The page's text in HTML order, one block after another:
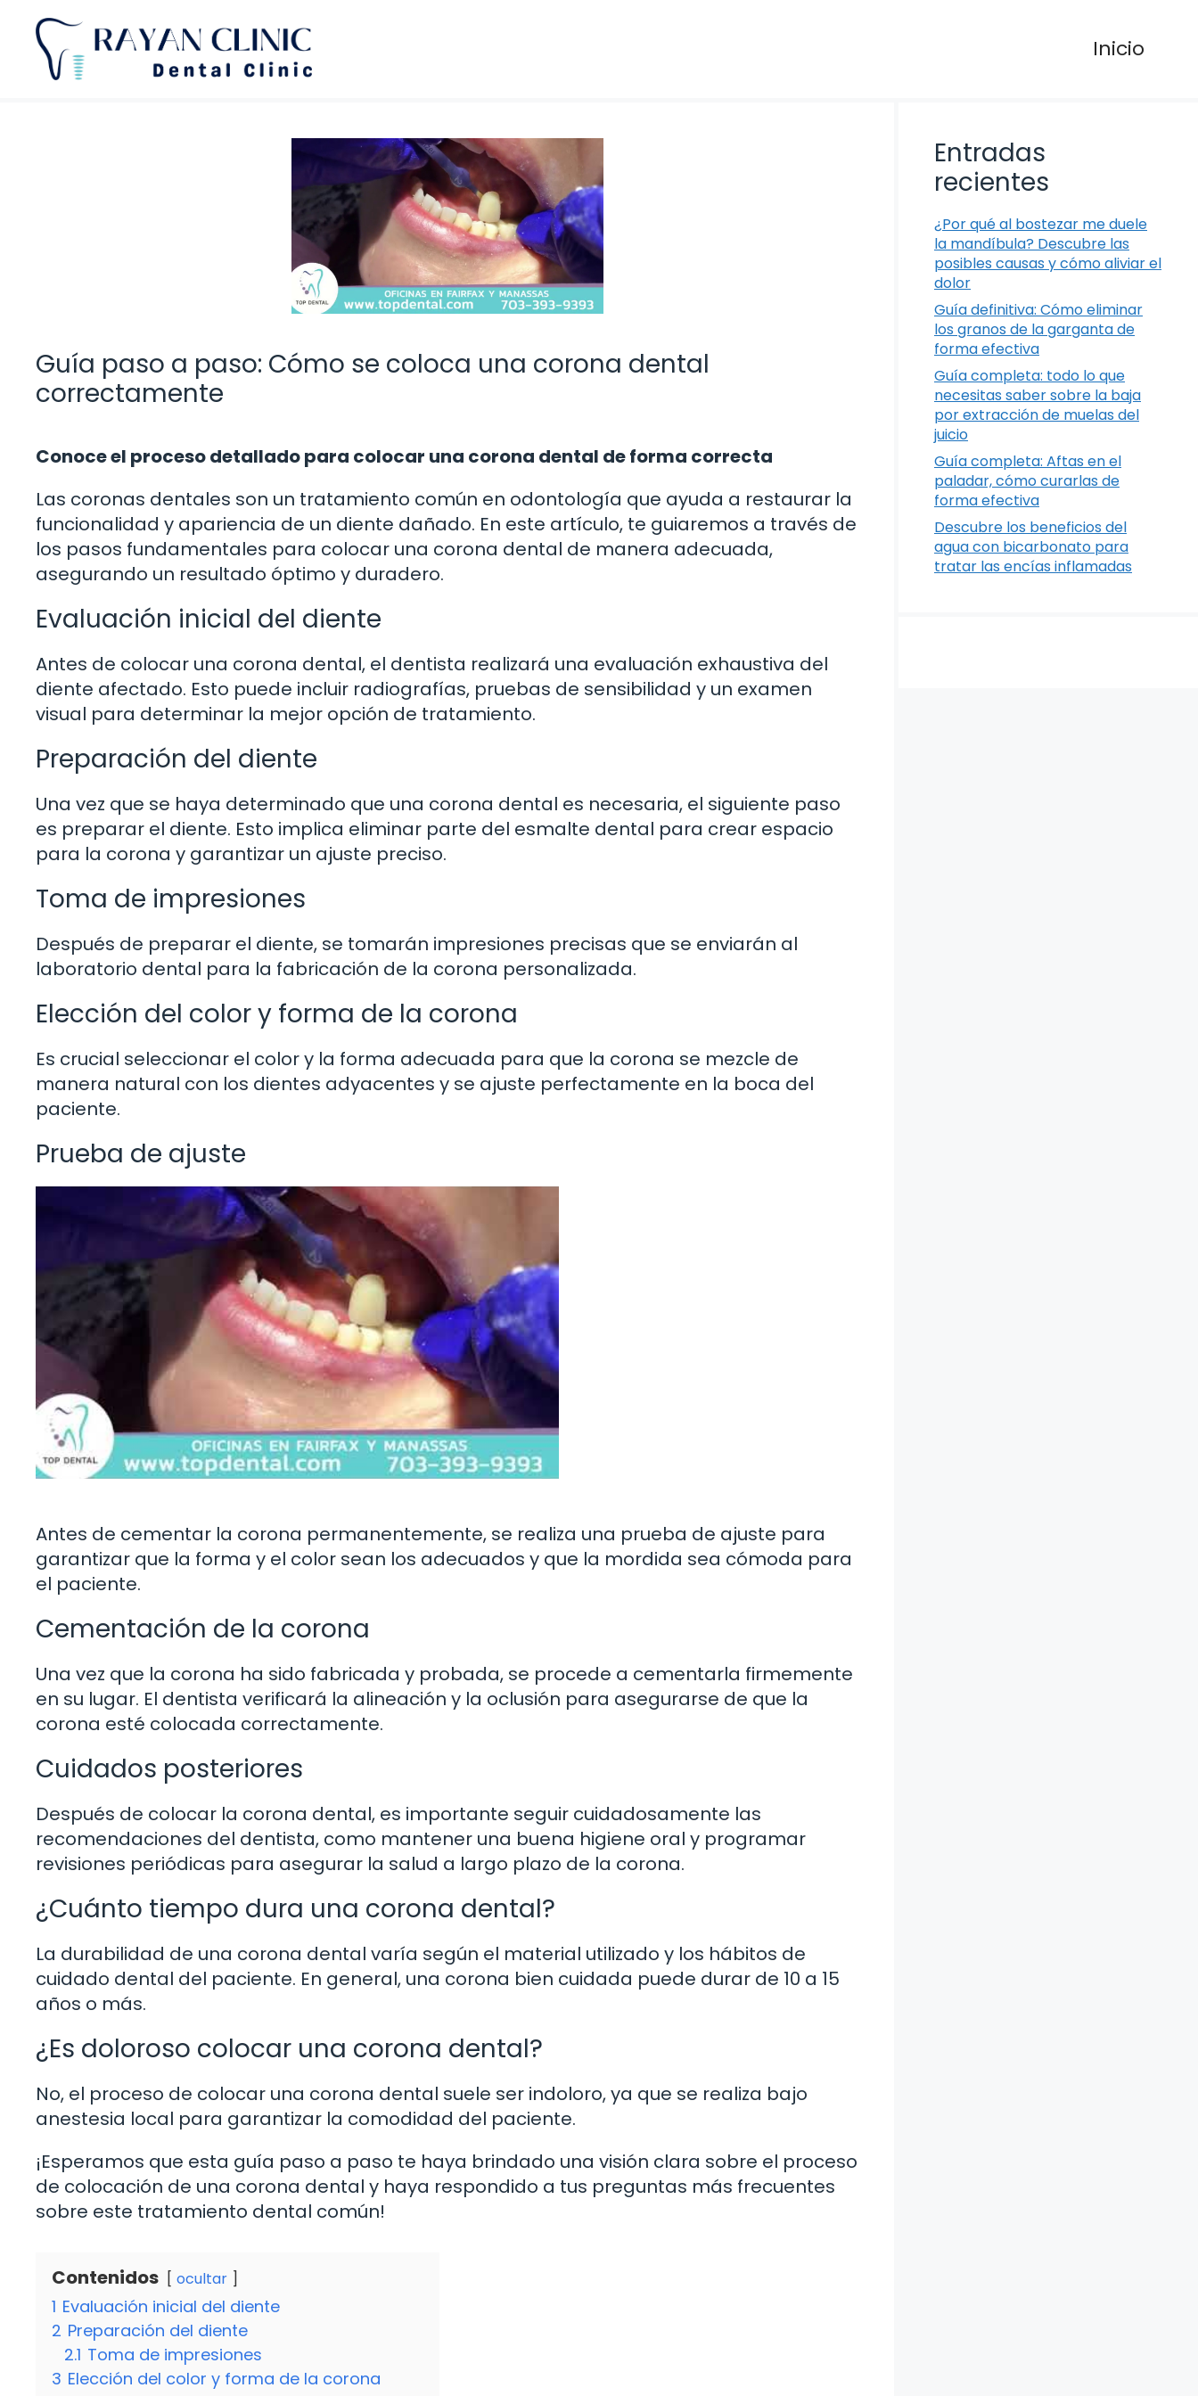
Saltar
contenido
Inicio
Guía paso a paso: Cómo se coloca una corona dental
correctamente
Conoce el proceso detallado para colocar una corona dental de forma correcta
Las coronas dentales son un tratamiento común en odontología que ayuda a restaurar la
funcionalidad y apariencia de un diente dañado. En este artículo, te guiaremos a través de
los pasos fundamentales para colocar una corona dental de manera adecuada,
asegurando un resultado óptimo y duradero.
Evaluación inicial del diente
Antes de colocar una corona dental, el dentista realizará una evaluación exhaustiva del
diente afectado. Esto puede incluir radiografías, pruebas de sensibilidad y un examen
visual para determinar la mejor opción de tratamiento.
Preparación del diente
Una vez que se haya determinado que una corona dental es necesaria, el siguiente paso
es preparar el diente. Esto implica eliminar parte del esmalte dental para crear espacio
para la corona y garantizar un ajuste preciso.
Toma de impresiones
Después de preparar el diente, se tomarán impresiones precisas que se enviarán al
laboratorio dental para la fabricación de la corona personalizada.
Elección del color y forma de la corona
Es crucial seleccionar el color y la forma adecuada para que la corona se mezcle de
manera natural con los dientes adyacentes y se ajuste perfectamente en la boca del
paciente.
Prueba de ajuste
Antes de cementar la corona permanentemente, se realiza una prueba de ajuste para
garantizar que la forma y el color sean los adecuados y que la mordida sea cómoda para
el paciente.
Cementación de la corona
Una vez que la corona ha sido fabricada y probada, se procede a cementarla firmemente
en su lugar. El dentista verificará la alineación y la oclusión para asegurarse de que la
corona esté colocada correctamente.
Cuidados posteriores
Después de colocar la corona dental, es importante seguir cuidadosamente las
recomendaciones del dentista, como mantener una buena higiene oral y programar
revisiones periódicas para asegurar la salud a largo plazo de la corona.
¿Cuánto tiempo dura una corona dental?
La durabilidad de una corona dental varía según el material utilizado y los hábitos de
cuidado dental del paciente. En general, una corona bien cuidada puede durar de 10 a 15
años o más.
¿Es doloroso colocar una corona dental?
No, el proceso de colocar una corona dental suele ser indoloro, ya que se realiza bajo
anestesia local para garantizar la comodidad del paciente.
¡Esperamos que esta guía paso a paso te haya brindado una visión clara sobre el proceso
de colocación de una corona dental y haya respondido a tus preguntas más frecuentes
sobre este tratamiento dental común!
Contenidos ocultar
1 Evaluación inicial del diente
2 Preparación del diente
2.1 Toma de impresiones
3 Elección del color y forma de la corona
Entradas
recientes
¿Por qué al bostezar me duele
la mandíbula? Descubre las
posibles causas y cómo aliviar el
dolor
Guía definitiva: Cómo eliminar
los granos de la garganta de
forma efectiva
Guía completa: todo lo que
necesitas saber sobre la baja
por extracción de muelas del
juicio
Guía completa: Aftas en el
paladar, cómo curarlas de
forma efectiva
Descubre los beneficios del
agua con bicarbonato para
tratar las encías inflamadas